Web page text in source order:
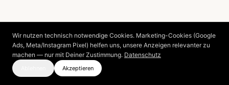
Wir nutzen technisch notwendige Cookies. Marketing-Cookies (Google
Ads, Meta/Instagram Pixel) helfen uns, unsere Anzeigen relevanter zu
machen — nur mit Deiner Zustimmung. Datenschutz
Akzeptieren